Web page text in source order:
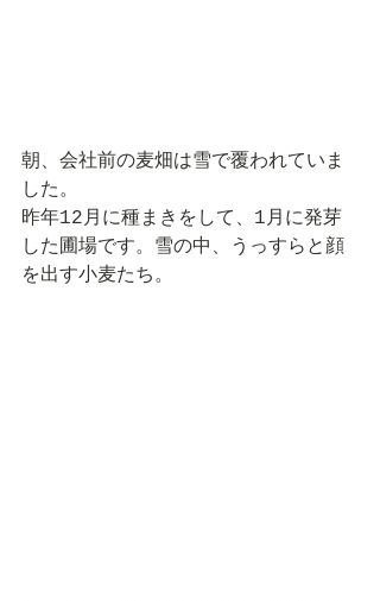
朝、会社前の麦畑は雪で覆われていま
した。
昨年12月に種まきをして、1月に発芽
した圃場です。雪の中、うっすらと顔
を出す小麦たち。